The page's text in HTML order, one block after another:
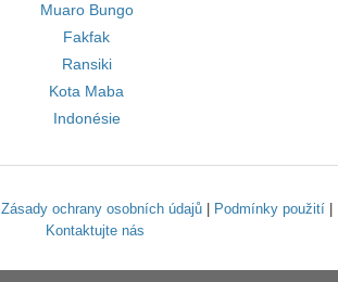
Muaro Bungo
Fakfak
Ransiki
Kota Maba
Indonésie
Zásady ochrany osobních údajů Podmínky použití
Kontaktujte nás